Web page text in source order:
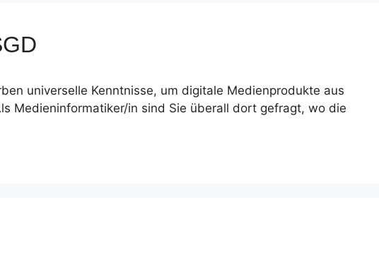
universelle Kenntnisse, um digitale Medienprodukte aus
Medieninformatiker/in sind Sie überall dort gefragt, wo die